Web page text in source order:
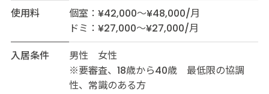
使用料
個室：¥42,000～¥48,000/月
ドミ：¥27,000～¥27,000/月
入居条件
男性 女性
※要審査、18歳から40歳 最低限の協調
性、常識のある方